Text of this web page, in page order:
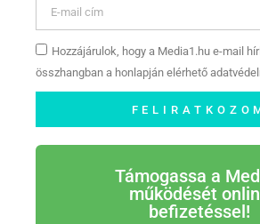
Hozzájárulok, hogy a Media1.hu e-mail
összhangban a honlapján elérhető
Támogassa a
működését
befizetéssel!